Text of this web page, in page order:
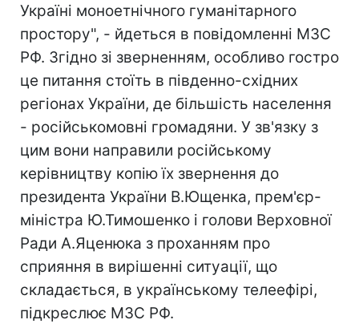
Україні моноетнічного гуманітарного
простору", - йдеться в повідомленні МЗС
РФ. Згідно зі зверненням, особливо гостро
це питання стоїть в південно-східних
регіонах України, де більшість населення
- російськомовні громадяни. У зв'язку з
цим вони направили російському
керівництву копію їх звернення до
президента України В.Ющенка, прем'єр-
міністра Ю.Тимошенко і голови Верховної
Ради А.Яценюка з проханням про
сприяння в вирішенні ситуації, що
складається, в українському телеефірі,
підкреслює МЗС РФ.